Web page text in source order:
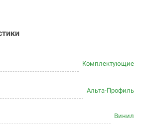
Комплектующие
Альта-Профиль
Винил